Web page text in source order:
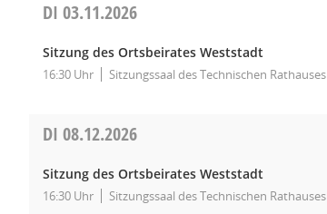
DI03.11.2026
Sitzung des Ortsbeirates Weststadt
16:30 Uhr Sitzungssaal des Technischen Rathauses
DI08.12.2026
Sitzung des Ortsbeirates Weststadt
16:30 Uhr Sitzungssaal des Technischen Rathauses